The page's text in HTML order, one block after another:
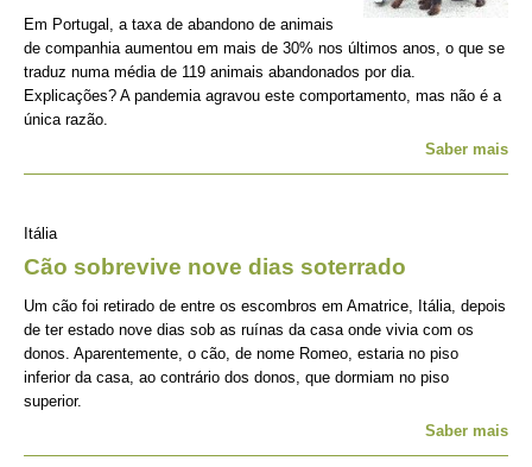
Em Portugal, a taxa de abandono de animais
de companhia aumentou em mais de 30% nos últimos anos, o que se
traduz numa média de 119 animais abandonados por dia.
Explicações? A pandemia agravou este comportamento, mas não é a
única razão.
Saber mais
Itália
Cão sobrevive nove dias soterrado
Um cão foi retirado de entre os escombros em Amatrice, Itália, depois
de ter estado nove dias sob as ruínas da casa onde vivia com os
donos. Aparentemente, o cão, de nome Romeo, estaria no piso
inferior da casa, ao contrário dos donos, que dormiam no piso
superior.
Saber mais